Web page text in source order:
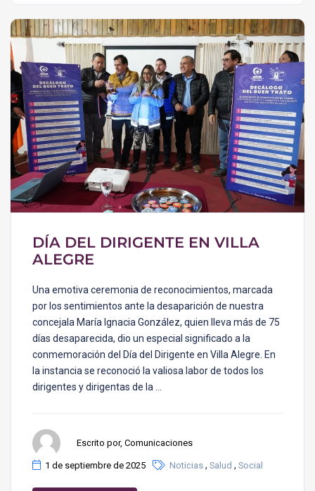
DÍA DEL DIRIGENTE EN VILLA
ALEGRE
Una emotiva ceremonia de reconocimientos, marcada
por los sentimientos ante la desaparición de nuestra
concejala María Ignacia González, quien lleva más de 75
días desaparecida, dio un especial significado a la
conmemoración del Día del Dirigente en Villa Alegre. En
la instancia se reconoció la valiosa labor de todos los
dirigentes y dirigentas de la …
Escrito por, Comunicaciones
1 de septiembre de 2025 Noticias , Salud , Social